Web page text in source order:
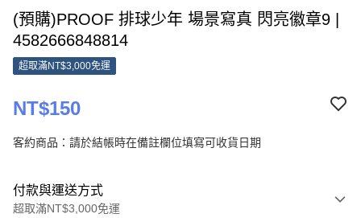
(預購)PROOF 排球少年 場景寫真 閃亮徽章9 |
4582666848814
超取滿NT$3,000免運
NT$150
客約商品：請於結帳時在備註欄位填寫可收貨日期
付款與運送方式
超取滿NT$3,000免運